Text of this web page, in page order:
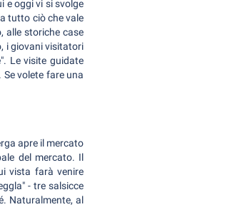
e oggi vi si svolge
tutto ciò che vale
alle storiche case
i giovani visitatori
Le visite guidate
volete fare una
apre il mercato
del mercato. Il
vista farà venire
- tre salsicce
Naturalmente, al